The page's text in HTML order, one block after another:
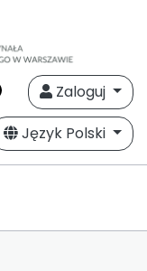
Zaloguj
Język Polski